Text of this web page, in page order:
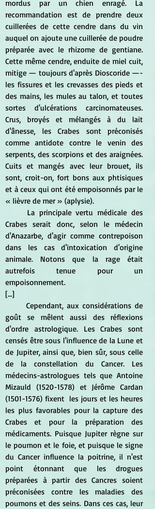
mordus par un chien enragé. La
recommandation est de prendre deux
cuillerées de cette cendre dans du vin
auquel on ajoute une cuillerée de poudre
préparée avec le rhizome de gentiane.
Cette même cendre, enduite de miel cuit,
mitige — toujours d'après Dioscoride —-
les fissures et les crevasses des pieds et
des mains, les mules au talon, et toutes
sortes d'ulcérations carcinomateuses.
Crus, broyés et mélangés à du lait
d'ânesse, les Crabes sont préconisés
comme antidote contre le venin des
serpents, des scorpions et des araignées.
Cuits et mangés avec leur brouet, ils
sont, croit-on, fort bons aux phtisiques
et à ceux qui ont été empoisonnés par le
« lièvre de mer » (aplysie).
Crabes serait donc, selon le médecin
d'Anazarbe, d'agir comme contrepoison
dans les cas d'intoxication d'origine
animale. Notons que la rage était
autrefois tenue pour un
empoisonnement.
[...]
goût se mêlent aussi des réflexions
d'ordre astrologique. Les Crabes sont
censés être sous l'influence de la Lune et
de Jupiter, ainsi que, bien sûr, sous celle
de la constellation du Cancer. Les
médecins-astrologues tels que Antoine
Mizauld (1520-1578) et Jérôme Cardan
(1501-1576) fixent  les jours et les heures
les plus favorables pour la capture des
Crabes et pour la préparation des
médicaments. Puisque Jupiter règne sur
le poumon et le foie, et puisque le signe
du Cancer influence la poitrine, il n'est
point étonnant que les drogues
préparées à partir des Cancres soient
préconisées contre les maladies des
poumons et des seins. Dans ces cas, leur